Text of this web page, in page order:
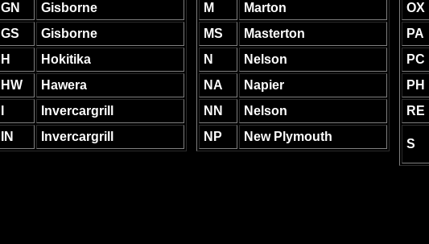
GN
Gisborne
GS
Gisborne
H
Hokitika
HW
Hawera
Invercargrill
IN
Invercargrill
M
Marton
MS
Masterton
N
Nelson
NA
Napier
NN
Nelson
NP
New Plymouth
OX
PA
PC
PH
RE
S